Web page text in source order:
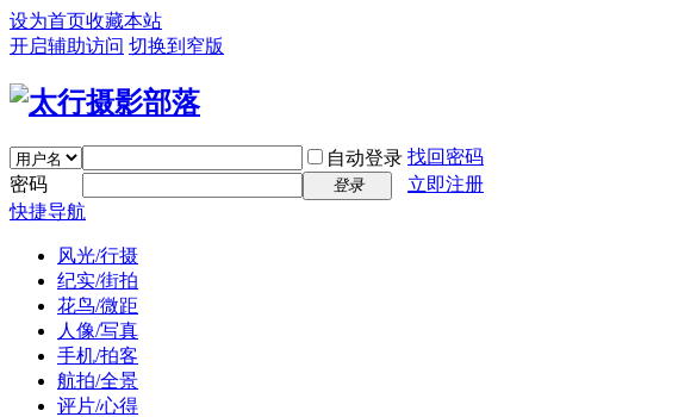
设为首页收藏本站
开启辅助访问 切换到窄版
自动登录 找回密码
密码
登录
立即注册
快捷导航
风光/行摄
纪实/街拍
花鸟/微距
人像/写真
手机/拍客
航拍/全景
评片/心得